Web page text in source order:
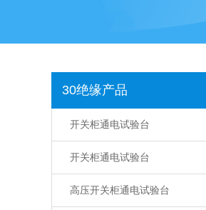
30绝缘产品
开关柜通电试验台
开关柜通电试验台
高压开关柜通电试验台